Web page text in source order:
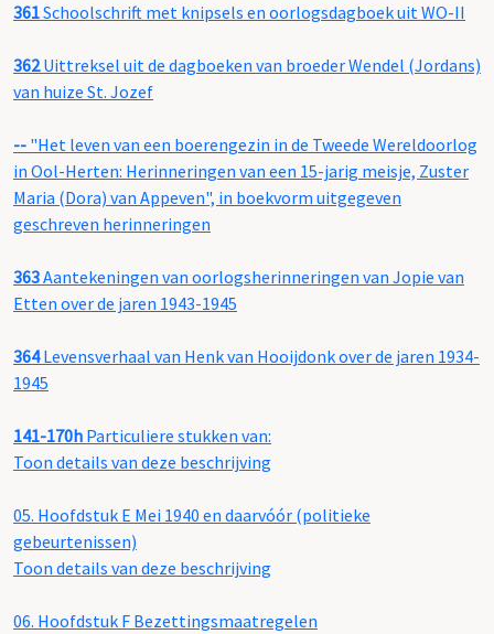
361Schoolschrift met knipsels en oorlogsdagboek uit WO-II
362Uittreksel uit de dagboeken van broeder Wendel (Jordans)
van huize St. Jozef
-- "Het leven van een boerengezin in de Tweede Wereldoorlog
in Ool-Herten: Herinneringen van een 15-jarig meisje, Zuster
Maria (Dora) van Appeven", in boekvorm uitgegeven
geschreven herinneringen
363Aantekeningen van oorlogsherinneringen van Jopie van
Etten over de jaren 1943-1945
364Levensverhaal van Henk van Hooijdonk over de jaren 1934-
1945
141-170h Particuliere stukken van:
Toon details van deze beschrijving
05. Hoofdstuk E Mei 1940 en daarvóór (politieke
gebeurtenissen)
Toon details van deze beschrijving
06. Hoofdstuk F Bezettingsmaatregelen